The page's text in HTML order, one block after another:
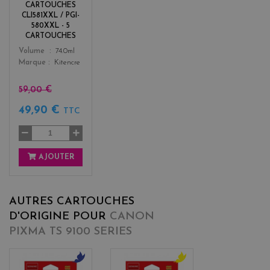
CARTOUCHES
CLI581XXL / PGI-
580XXL - 5
CARTOUCHES
Color
3
Volume
74.0ml
Marque
Kitencre
59,00 €
49,90 € TTC
AJOUTER
AUTRES CARTOUCHES
D'ORIGINE POUR CANON
PIXMA TS 9100 SERIES